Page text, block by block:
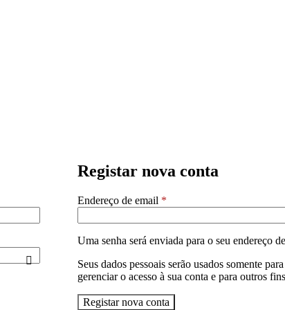
Registar nova conta
Endereço de email *
Uma senha será enviada para o seu endereço
Seus dados pessoais serão usados somente
gerenciar o acesso à sua conta e para outros
Registar nova conta